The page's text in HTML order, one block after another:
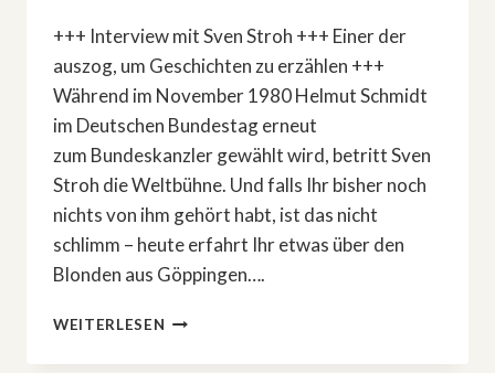
+++ Interview mit Sven Stroh +++ Einer der
auszog, um Geschichten zu erzählen +++
Während im November 1980 Helmut Schmidt
im Deutschen Bundestag erneut
zum Bundeskanzler gewählt wird, betritt Sven
Stroh die Weltbühne. Und falls Ihr bisher noch
nichts von ihm gehört habt, ist das nicht
schlimm – heute erfahrt Ihr etwas über den
Blonden aus Göppingen….
WEITERLESEN EIN
UND